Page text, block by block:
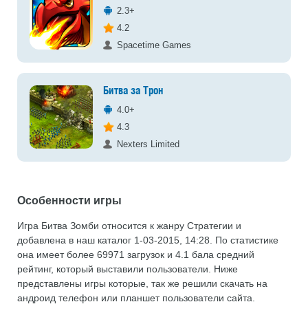
2.3+
4.2
Spacetime Games
Битва за Трон
4.0+
4.3
Nexters Limited
Особенности игры
Игра Битва Зомби относится к жанру Стратегии и
добавлена в наш каталог 1-03-2015, 14:28. По статистике
она имеет более 69971 загрузок и 4.1 бала средний
рейтинг, который выставили пользователи. Ниже
представлены игры которые, так же решили скачать на
андроид телефон или планшет пользователи сайта.